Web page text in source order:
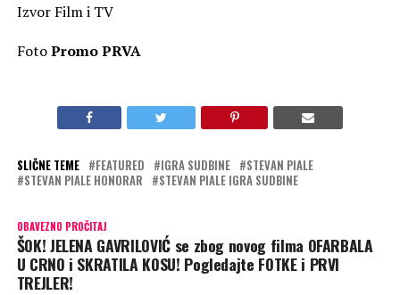
Izvor Film i TV
FotoPromo PRVA
SLIČNE TEME FEATURED IGRA SUDBINE
STEVAN PIALE
STEVAN PIALE HONORAR
STEVAN PIALE IGRA SUDBINE
OBAVEZNO PROČITAJ
ŠOK! JELENA GAVRILOVIĆ se zbog novog filma OFARBALA
U CRNO i SKRATILA KOSU! Pogledajte FOTKE i PRVI
TREJLER!